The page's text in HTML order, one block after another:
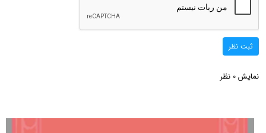
ثبت نظر
نمایش 0 نظر